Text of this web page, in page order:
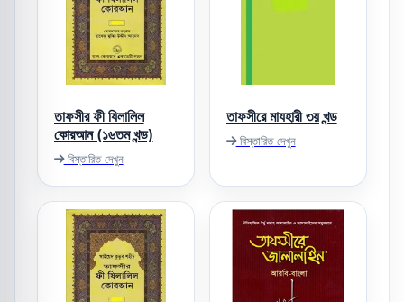
তাফসীর ফী যিলালিল
কোরআন (১৬তম খন্ড)
বিস্তারিত দেখুন
তাফসীরে মাযহারী ৩য় খন্ড
বিস্তারিত দেখুন